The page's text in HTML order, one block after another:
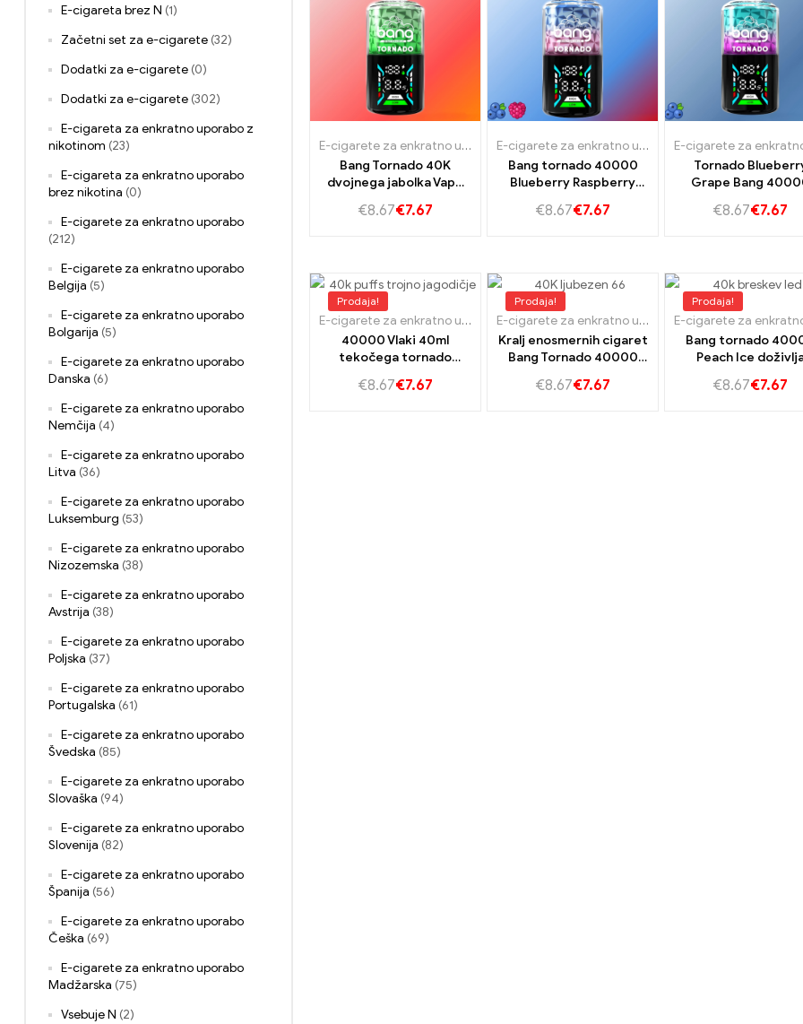
E-cigarete za enkratno uporabo Slovaška , E-cigarete za enkratno uporabo Slovenija,
Bang Tornado 40K
dvojnega jabolka Vape
Explosion za prave
vapinške ventilatorje
€8.67€7.67
E-cigarete za enkratno uporabo Slovaška , E-cigarete
Bang tornado 40000
Blueberry Raspberry
ponuja 40k vape
€8.67€7.67
Tornado
Grape Bang
Uživajte v
okusu borovnic in
€8.67€7.67
Prodaja!
E-cigarete za enkratno uporabo Slovaška , E-cigarete za enkratno uporabo Slovenija,
40000 Vlaki 40ml
tekočega tornado
za intenzivni užitek
€8.67€7.67
Prodaja!
E-cigarete za enkratno uporabo Slovaška , E-cigarete
Kralj enosmernih cigaret
Bang Tornado 40000
€8.67€7.67
Prodaja!
Bang tornado
Peach Ice
€8.67€7.67
E-cigareta brez N (1)
Začetni set za e-cigarete (32)
Dodatki za e-cigarete (0)
Dodatki za e-cigarete (302)
E-cigareta za enkratno uporabo z
nikotinom (23)
E-cigareta za enkratno uporabo
brez nikotina (0)
E-cigarete za enkratno uporabo
(212)
E-cigarete za enkratno uporabo
Belgija (5)
E-cigarete za enkratno uporabo
Bolgarija (5)
E-cigarete za enkratno uporabo
Danska (6)
E-cigarete za enkratno uporabo
Nemčija (4)
E-cigarete za enkratno uporabo
Litva (36)
E-cigarete za enkratno uporabo
Luksemburg (53)
E-cigarete za enkratno uporabo
Nizozemska (38)
E-cigarete za enkratno uporabo
Avstrija (38)
E-cigarete za enkratno uporabo
Poljska (37)
E-cigarete za enkratno uporabo
Portugalska (61)
E-cigarete za enkratno uporabo
Švedska (85)
E-cigarete za enkratno uporabo
Slovaška (94)
E-cigarete za enkratno uporabo
Slovenija (82)
E-cigarete za enkratno uporabo
Španija (56)
E-cigarete za enkratno uporabo
Češka (69)
E-cigarete za enkratno uporabo
Madžarska (75)
Vsebuje N (2)